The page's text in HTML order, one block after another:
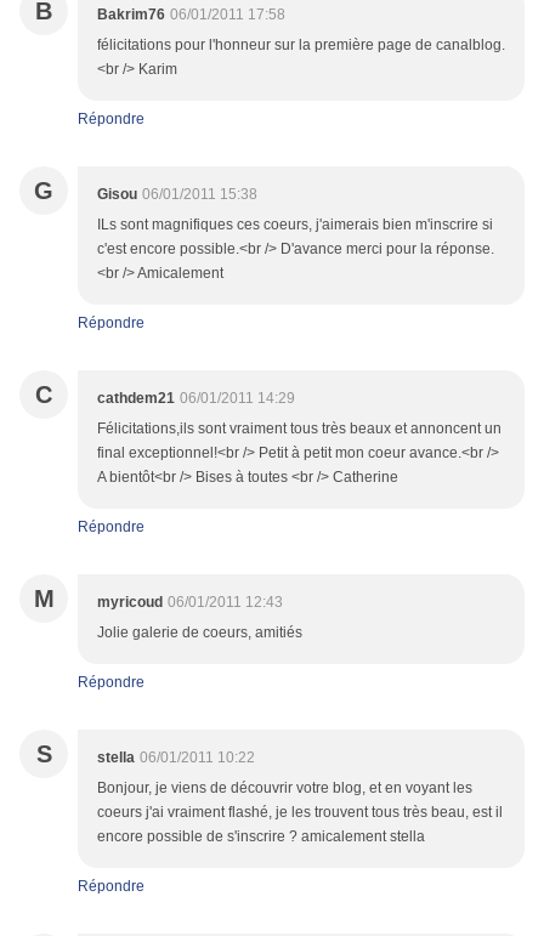
B Bakrim76 06/01/2011 17:58
félicitations pour l'honneur sur la première page de canalblog.
<br /> Karim
Répondre
G Gisou 06/01/2011 15:38
ILs sont magnifiques ces coeurs, j'aimerais bien m'inscrire si
c'est encore possible.<br /> D'avance merci pour la réponse.
<br /> Amicalement
Répondre
C cathdem21 06/01/2011 14:29
Félicitations,ils sont vraiment tous très beaux et annoncent un
final exceptionnel!<br /> Petit à petit mon coeur avance.<br />
A bientôt<br /> Bises à toutes <br /> Catherine
Répondre
M myricoud 06/01/2011 12:43
Jolie galerie de coeurs, amitiés
Répondre
S stella 06/01/2011 10:22
Bonjour, je viens de découvrir votre blog, et en voyant les
coeurs j'ai vraiment flashé, je les trouvent tous très beau, est il
encore possible de s'inscrire ? amicalement stella
Répondre